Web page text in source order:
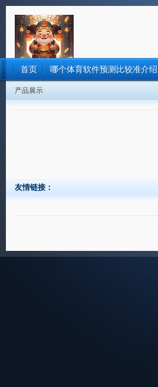
首页 哪个体育软件预测比较准介绍
产品展示
友情链接：